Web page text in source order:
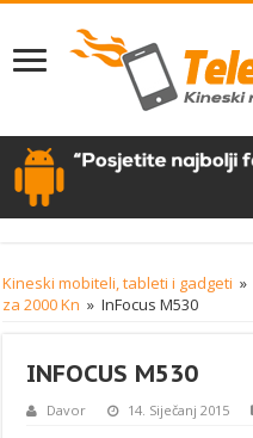
Kineski mobiteli, tableti i gadgeti »
za 2000 Kn » InFocus M530
INFOCUS M530
Davor 14. Siječanj 2015